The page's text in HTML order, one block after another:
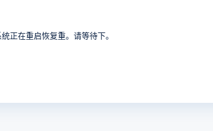
正在重启恢复重。请等待下。